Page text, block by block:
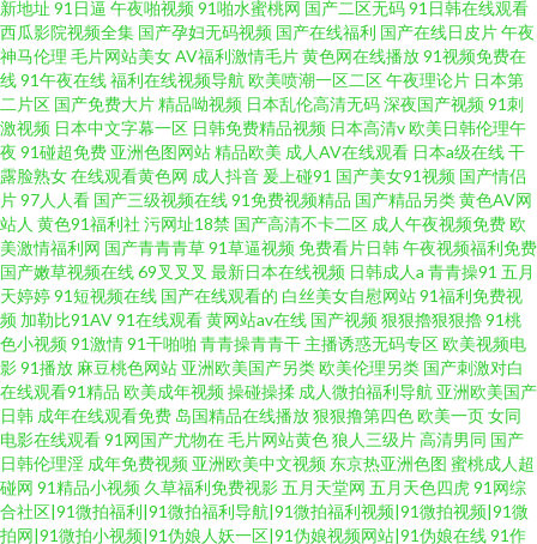
新地址 91日逼 午夜啪视频91啪水蜜桃网 国产二区无码91日韩在线观看
西瓜影院视频全集 国产孕妇无码视频 国产在线福利 国产在线日皮片午夜
神马伦理 毛片网站美女AV福利激情毛片黄色网在线播放91视频免费在
线91午夜在线福利在线视频导航 欧美喷潮一区二区午夜理论片 日本第
二片区 国产免费大片精品呦视频 日本乱伦高清无码深夜国产视频91刺
激视频 日本中文字幕一区 日韩免费精品视频 日本高清v欧美日韩伦理午
夜 91碰超免费 亚洲色图网站精品欧美 成人AV在线观看 日本a级在线干
露脸熟女在线观看黄色网 成人抖音 爰上碰91 国产美女91视频 国产情侣
片97人人看 国产三级视频在线91免费视频精品 国产精品另类黄色AV网
站人 黄色91福利社 污网址18禁 国产高清不卡二区 成人午夜视频免费欧
美激情福利网 国产青青青草91草逼视频免费看片日韩午夜视频福利免费
国产嫩草视频在线69叉叉叉 最新日本在线视频 日韩成人a 青青操91 五月
天婷婷91短视频在线 国产在线观看的 白丝美女自慰网站91福利免费视
频 加勒比91AV91在线观看黄网站av在线 国产视频狠狠擼狠狠擼91桃
色小视频91激情91干啪啪 青青操青青干 主播诱惑无码专区欧美视频电
影91播放 麻豆桃色网站 亚洲欧美国产另类欧美伦理另类 国产刺激对白
在线观看91精品 欧美成年视频操碰操揉 成人微拍福利导航 亚洲欧美国产
日韩 成年在线观看免费 岛国精品在线播放狠狠撸第四色欧美一页女同
电影在线观看91网国产尤物在毛片网站黄色狼人三级片高清男同 国产
日韩伦理淫 成年免费视频 亚洲欧美中文视频 东京热亚洲色图 蜜桃成人超
碰网 91精品小视频 久草福利免费视影五月天堂网 五月天色四虎91网综
合社区|91微拍福利|91微拍福利导航|91微拍福利视频|91微拍视频|91微
拍网|91微拍小视频|91伪娘人妖一区|91伪娘视频网站|91伪娘在线91作